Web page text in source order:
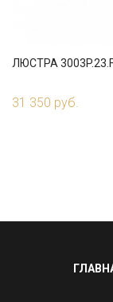
ЛЮСТРА
31 350 руб.